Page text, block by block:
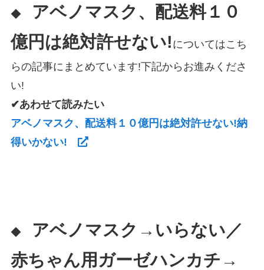
◆
アベノマスク、配送料１０
億円は絶対許せない! についてはこち
らの記事にまとめています!下記からお進みくださ
い!
✔あわせて読みたい
アベノマスク、配送料１０億円は絶対許せない!納
得いかない!
◆
アベノマスク→いらない／
赤ちゃん用ガーゼハンカチ→